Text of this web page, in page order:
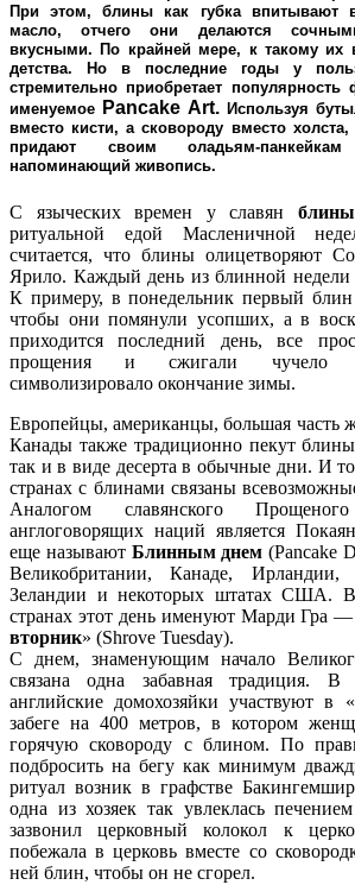
При этом, блины как губка впитывают
масло, отчего они делаются
вкусными. По крайней мере, к такому
детства. Но в последние годы у
стремительно приобретает популярность
именуемое Pancake Art.Используя
вместо кисти, а сковороду вместо
придают своим оладьям-
напоминающий живопись.
С языческих времен у славян блины
ритуальной едой Масленичной
считается, что блины олицетворяют
Ярило. Каждый день из блинной недели
К примеру, в понедельник первый блин
чтобы они помянули усопших, а в
приходится последний день, все
прощения и сжигали чучело
символизировало окончание зимы.
Европейцы, американцы, большая часть
Канады также традиционно пекут
так и в виде десерта в обычные дни. И
странах с блинами связаны
Аналогом славянского
англоговорящих наций является
еще называют Блинным днем (Pancake
Великобритании, Канаде,
Зеландии и некоторых штатах США.
странах этот день именуют Марди Гра —
вторник» (Shrove Tuesday).
С днем, знаменующим начало
связана одна забавная традиция.
английские домохозяйки участвуют в «
забеге на 400 метров, в котором
горячую сковороду с блином. По
подбросить на бегу как минимум
ритуал возник в графстве
одна из хозяек так увлеклась
зазвонил церковный колокол к
побежала в церковь вместе со
ней блин, чтобы он не сгорел.